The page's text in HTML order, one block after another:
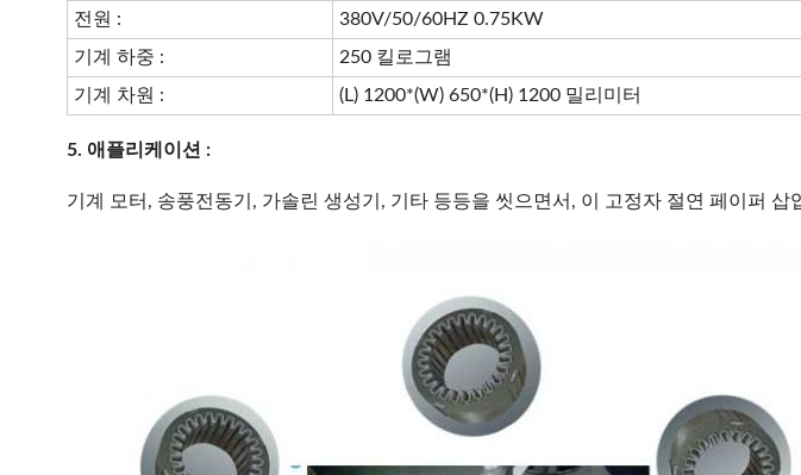
전원 :
380V/50/60HZ 0.75KW
기계 하중 :
250 킬로그램
기계 차원 :
(L) 1200*(W) 650*(H) 1200 밀리미터
5. 애플리케이션 :
기계 모터, 송풍전동기, 가솔린 생성기, 기타 등등을 씻으면서, 이 고정자 절연 페이퍼